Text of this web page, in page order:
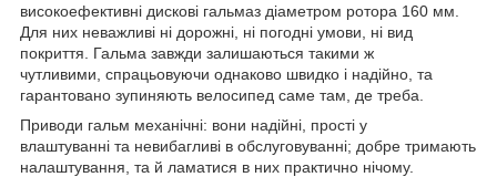
високоефективні дискові гальмаз діаметром ротора 160 мм.
Для них неважливі ні дорожні, ні погодні умови, ні вид
покриття. Гальма завжди залишаються такими ж
чутливими, спрацьовуючи однаково швидко і надійно, та
гарантовано зупиняють велосипед саме там, де треба.
Приводи гальм механічні: вони надійні, прості у
влаштуванні та невибагливі в обслуговуванні; добре тримають
налаштування, та й ламатися в них практично нічому.